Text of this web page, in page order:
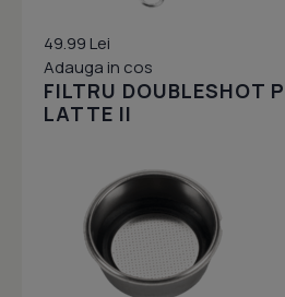
49.99 Lei
Adauga in cos
FILTRU DOUBLESHOT
LATTE II